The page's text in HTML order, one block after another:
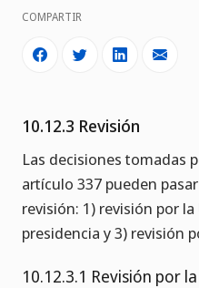
COMPARTIR
10.12.3 Revisión
Las decisiones tomadas
artículo 337 pueden
revisión: 1) revisión por
presidencia y 3) revisión
10.12.3.1 Revisión por